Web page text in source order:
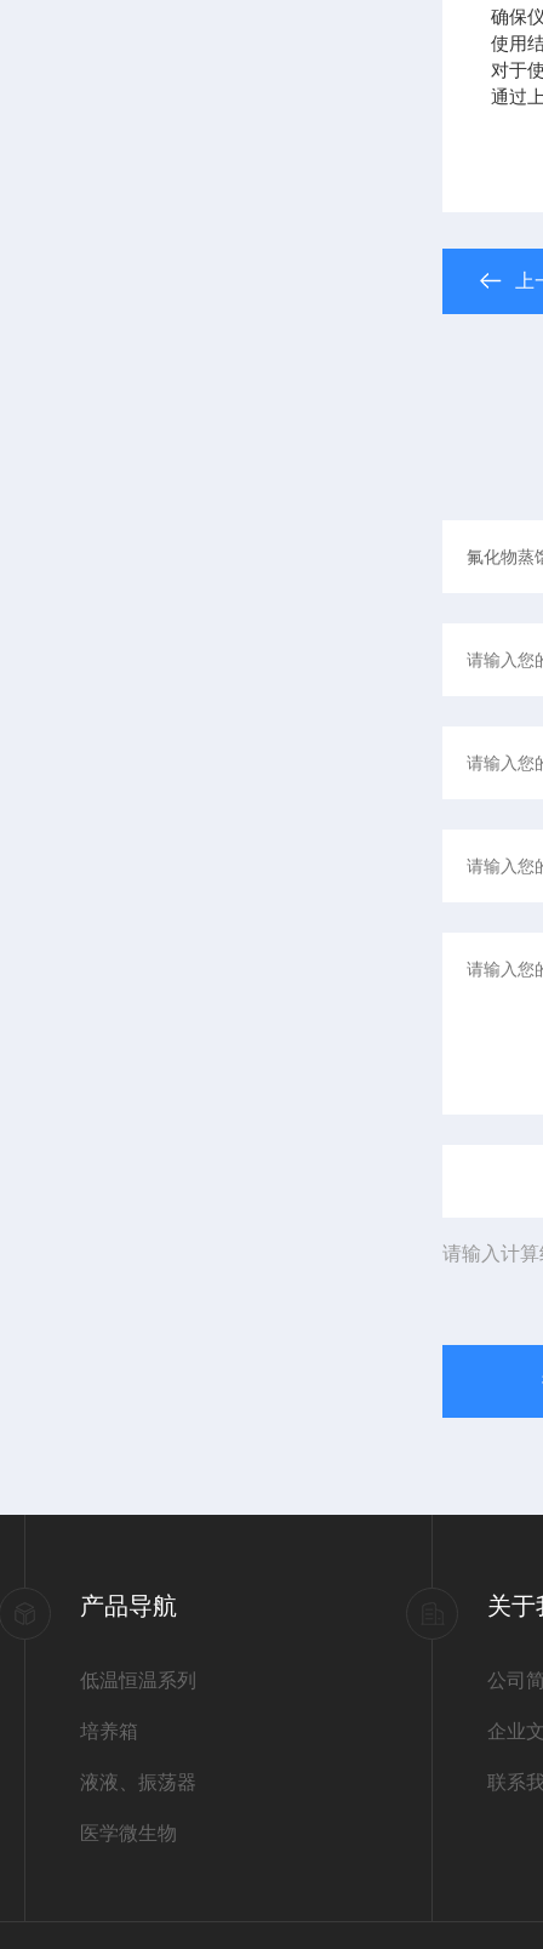
确保
使用
对于
通过
请输入计
产品导航
低温恒温系列
培养箱
液液、振荡器
医学微生物
关于
公司
企业
联系